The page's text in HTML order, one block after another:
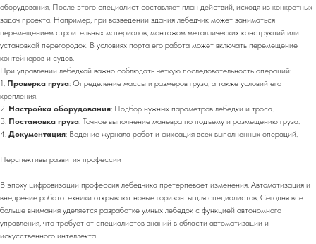
оборудования. После этого специалист составляет план действий, исходя из конкретных
задач проекта. Например, при возведении здания лебедчик может заниматься
перемещением строительных материалов, монтажом металлических конструкций или
установкой перегородок. В условиях порта его работа может включать перемещение
контейнеров и судов.
При управлении лебедкой важно соблюдать четкую последовательность операций:
1. Проверка груза: Определение массы и размеров груза, а также условий его
крепления.
2. Настройка оборудования: Подбор нужных параметров лебедки и троса.
3. Постановка груза: Точное выполнение маневра по подъему и размещению груза.
4. Документация: Ведение журнала работ и фиксация всех выполненных операций.
Перспективы развития профессии
В эпоху цифровизации профессия лебедчика претерпевает изменения. Автоматизация и
внедрение робототехники открывают новые горизонты для специалистов. Сегодня все
больше внимания уделяется разработке умных лебедок с функцией автономного
управления, что требует от специалистов знаний в области автоматизации и
искусственного интеллекта.